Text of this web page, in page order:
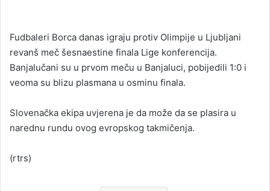
d
a
n
e
a
i
Fudbaleri Borca danas igraju protiv Olimpije u Ljubljani
revanš meč šesnaestine finala Lige konferencija.
Banjalučani su u prvom meču u Banjaluci, pobijedili 1:0 i
veoma su blizu plasmana u osminu finala.
Slovenačka ekipa uvjerena je da može da se plasira u
narednu rundu ovog evropskog takmičenja.
(rtrs)